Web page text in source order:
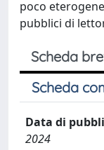
poco
pubblici di
Scheda
Scheda
Data di
2024